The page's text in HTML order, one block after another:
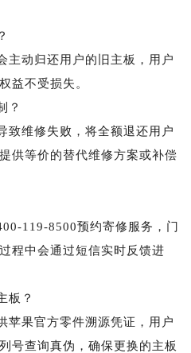
主动归还用户的旧主板，用户
益不受损失。
？
致维修失败，将全额退还用户
供等价的替代维修方案或补偿
119-8500预约寄修服务，门
程中会通过短信实时反馈进
板？
苹果官方零件溯源凭证，用户
号查询真伪，确保更换的主板